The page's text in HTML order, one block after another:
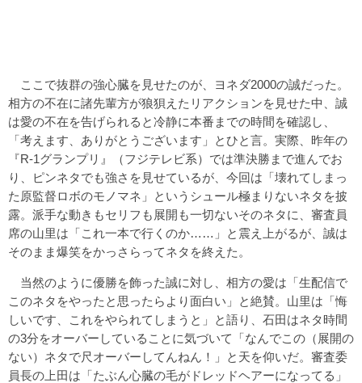
ここで抜群の強心臓を見せたのが、ヨネダ2000の誠だった。
相方の不在に諸先輩方が狼狽えたリアクションを見せた中、誠
は愛の不在を告げられると冷静に本番までの時間を確認し、
「考えます、ありがとうございます」とひと言。実際、昨年の
『R-1グランプリ』（フジテレビ系）では準決勝まで進んでお
り、ピンネタでも強さを見せているが、今回は「壊れてしまっ
た原監督ロボのモノマネ」というシュール極まりないネタを披
露。派手な動きもセリフも展開も一切ないそのネタに、審査員
席の山里は「これ一本で行くのか……」と震え上がるが、誠は
そのまま爆笑をかっさらってネタを終えた。
当然のように優勝を飾った誠に対し、相方の愛は「生配信で
このネタをやったと思ったらより面白い」と絶賛。山里は「悔
しいです、これをやられてしまうと」と語り、石田はネタ時間
の3分をオーバーしていることに気づいて「なんでこの（展開の
ない）ネタで尺オーバーしてんねん！」と天を仰いだ。審査委
員長の上田は「たぶん心臓の毛がドレッドヘアーになってる」